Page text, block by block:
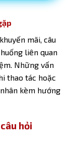
mãi, câu
liên quan
Những vấn
thao tác hoặc
kèm hướng
hỏi